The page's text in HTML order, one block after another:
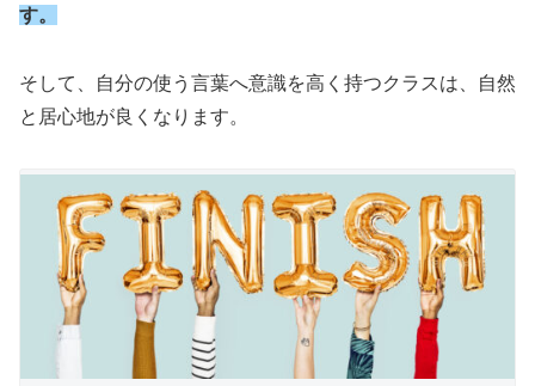
す。
そして、自分の使う言葉へ意識を高く持つクラスは、自然
と居心地が良くなります。